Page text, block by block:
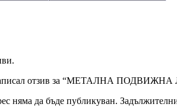
отзив за “МЕТАЛНА
няма да бъде публикуван.